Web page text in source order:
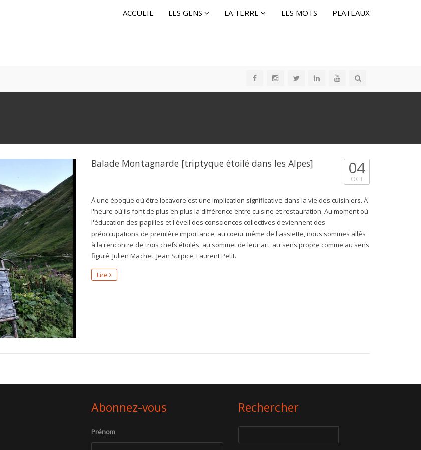
ACCUEIL LES GENS LA TERRE LES MOTS PLATEAUX
Balade Montagnarde [triptyque étoilé dans les Alpes] 04
OCT
À une époque où être locavore est une implication significative dans la vie des cuisiniers. À
l'heure où ils font de plus en plus la différence entre cuisine et restauration. Au moment où
l'éducation des papilles et l'éveil des consciences collectives deviennent des
préoccupations de première importance, au coeur même de l'assiette, nous sommes allés
à la rencontre de trois chefs étoilés, au sommet de leur art, au sens propre comme au sens
figuré. Julien Machet, Jean Sulpice, Laurent Petit.
Lire
Abonnez-vous
Prénom
Rechercher